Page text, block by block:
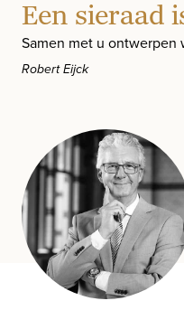
Een sieraad
Samen met u ontwerpen
Robert Eijck